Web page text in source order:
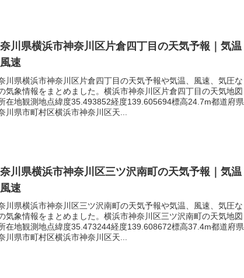
川県横浜市神奈川区片倉四丁目の天気予報｜気温
風速
川県横浜市神奈川区片倉四丁目の天気予報や気温、風速、気圧な
気象情報をまとめました。横浜市神奈川区片倉四丁目の天気地図
在地観測地点緯度35.493852経度139.605694標高24.7m都道府県
川県市町村区横浜市神奈川区天...
川県横浜市神奈川区三ツ沢南町の天気予報｜気温
風速
川県横浜市神奈川区三ツ沢南町の天気予報や気温、風速、気圧な
気象情報をまとめました。横浜市神奈川区三ツ沢南町の天気地図
在地観測地点緯度35.473244経度139.608672標高37.4m都道府県
川県市町村区横浜市神奈川区天...